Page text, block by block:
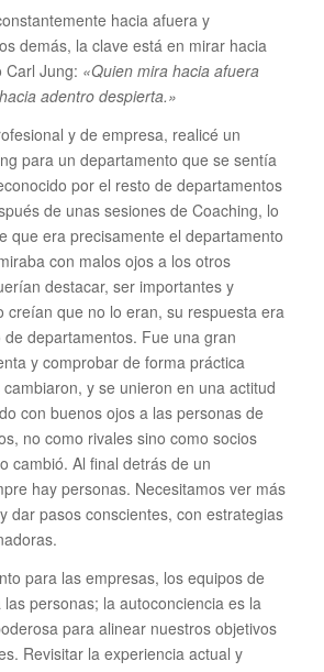
hacia afuera y
demás, la clave está en mirar hacia
Carl Jung: «Quien mira hacia afuera
adentro despierta.»
y de empresa, realicé un
para un departamento que se sentía
por el resto de departamentos
de unas sesiones de Coaching, lo
que era precisamente el departamento
con malos ojos a los otros
destacar, ser importantes y
creían que no lo eran, su respuesta era
departamentos. Fue una gran
y comprobar de forma práctica
y se unieron en una actitud
con buenos ojos a las personas de
no como rivales sino como socios
cambió. Al final detrás de un
hay personas. Necesitamos ver más
dar pasos conscientes, con estrategias
para las empresas, los equipos de
personas; la autoconciencia es la
para alinear nuestros objetivos
Revisitar la experiencia actual y